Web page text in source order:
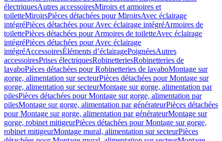
électriquesAutres accessoiresMiroirs et armoires et
toiletteMiroirsPièces détachées pour MiroirsAvec éclairage
intégréPièces détachées pour Avec éclairage intégréArmoires de
toilettePièces détachées pour Armoires de toiletteAvec éclairage
intégréPièces détachées pour Avec éclairage
intégréAccessoiresÉléments d’éclairagePoignéesAutres
accessoiresPrises électriquesRobinetteriesRobinetteries de
lavaboPièces détachées pour Robinetteries de lavaboMontage sur
gorge, alimentation sur secteurPièces détachées pour Montage sur
gorge, alimentation sur secteurMontage sur gorge, alimentation par
pilesPièces détachées pour Montage sur gorge, alimentation par
pilesMontage sur gorge, alimentation par générateurPièces détachées
pour Montage sur gorge, alimentation par générateurMontage sur
gorge, robinet mitigeurPièces détachées pour Montage sur gorge,
robinet mitigeurMontage mural, alimentation sur secteurPièces